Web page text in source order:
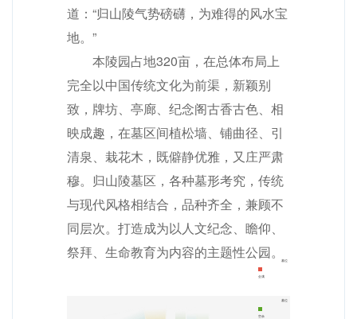
道：“归山陵气势磅礴，为难得的风水宝
地。”
本陵园占地320亩，在总体布局上
完全以中国传统文化为前渠，新颖别
致，牌坊、亭廊、纪念阁古香古色、相
映成趣，在墓区间植松墙、铺曲径、引
清泉、栽花木，既僻静优雅，又庄严肃
穆。归山陵墓区，各种墓形考究，传统
与现代风格相结合，品种齐全，兼顾不
同层次。打造成为以人文纪念、瞻仰、
祭拜、生命教育为内容的主题性公园。
墓位
全满
墓位
空余